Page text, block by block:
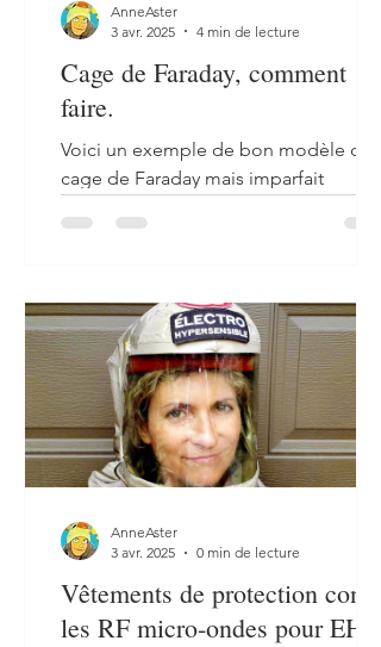
Cage de Faraday, comment
faire.
Voici un exemple de bon modèle de
cage de Faraday mais imparfait
bien fait, ça fait un grand bien à...
AnneAster
3 avr. 2025
4 min de lecture
Vêtements de protection contre
les RF micro-ondes pour EHS.
AnneAster
3 avr. 2025
0 min de lecture